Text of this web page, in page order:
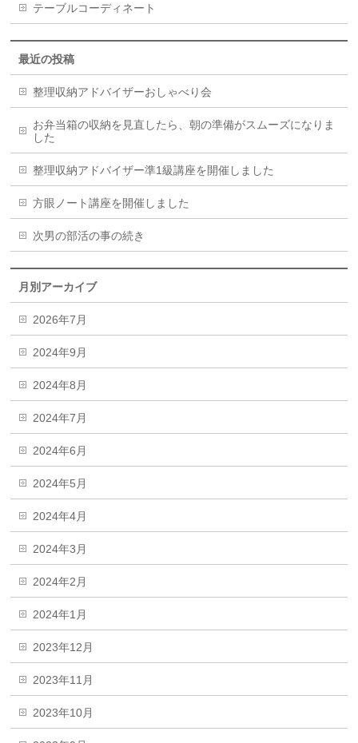
テーブルコーディネート
最近の投稿
整理収納アドバイザーおしゃべり会
お弁当箱の収納を見直したら、朝の準備がスムーズになりま
した
整理収納アドバイザー準1級講座を開催しました
方眼ノート講座を開催しました
次男の部活の事の続き
月別アーカイブ
2026年7月
2024年9月
2024年8月
2024年7月
2024年6月
2024年5月
2024年4月
2024年3月
2024年2月
2024年1月
2023年12月
2023年11月
2023年10月